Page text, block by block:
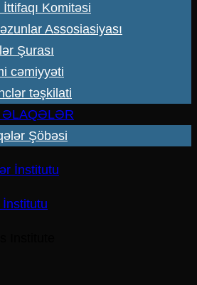
Komitəsi
Assosiasiyası
Şurası
cəmiyyəti
təşkilati
ƏLAQƏLƏR
Şöbəsi
İnstitutu